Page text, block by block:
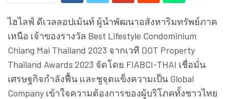
ไฮไลฟ์ ดีเวลลอปเม้นท์ ผู้นำพัฒนาอสังหาริมทรัพย์ภาค
เหนือ เจ้าของรางวัล Best Lifestyle Condominium
Chiang Mai Thailand 2023 จากเวที DOT Property
Thailand Awards 2023 จัดโดย FIABCI-THAI เชื่อมั่น
เศรษฐกิจกำลังฟื้น และชูจุดแข็งความเป็น Global
Company เข้าใจความต้องการของผู้บริโภคทั้งชาวไทย